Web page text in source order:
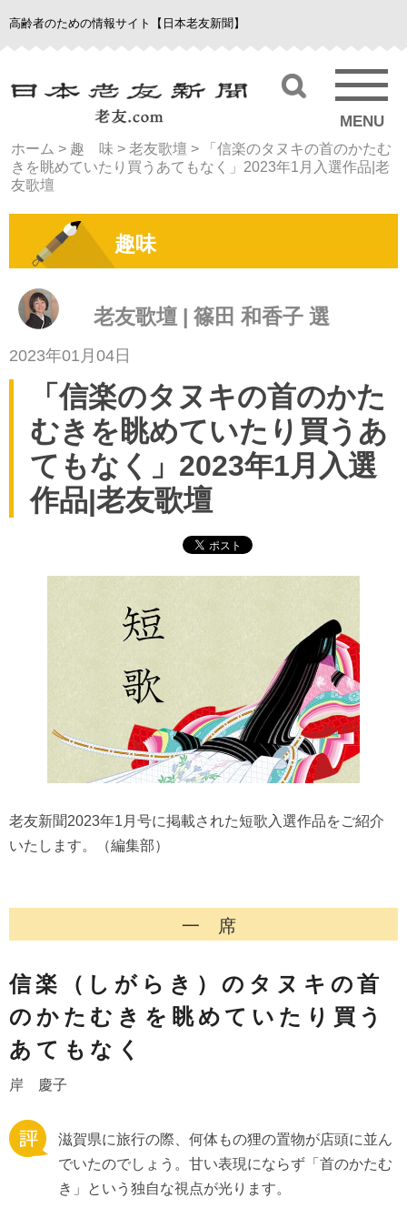
高齢者のための情報サイト【日本老友新聞】
MENU
ホーム > 趣 味 > 老友歌壇 >
「信楽のタヌキの首のかたむ
きを眺めていたり買うあてもなく」2023年1月入選作品|老
友歌壇
趣味
老友歌壇 | 篠田 和香子 選
2023年01月04日
「信楽のタヌキの首のかた
むきを眺めていたり買うあ
てもなく」2023年1月入選
作品|老友歌壇
老友新聞2023年1月号に掲載された短歌入選作品をご紹介
いたします。（編集部）
一 席
信楽（しがらき）のタヌキの首
のかたむきを眺めていたり買う
あてもなく
岸 慶子
滋賀県に旅行の際、何体もの狸の置物が店頭に並ん
でいたのでしょう。甘い表現にならず「首のかたむ
き」という独自な視点が光ります。